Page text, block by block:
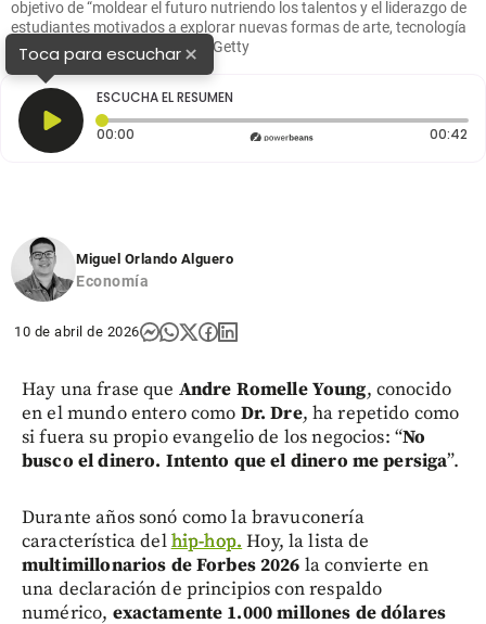
objetivo de “moldear el futuro nutriendo los talentos y el liderazgo de
estudiantes motivados a explorar nuevas formas de arte, tecnología
y modelos de negocio”. FOTO: Getty
Toca para escuchar×
ESCUCHA EL RESUMEN
00:00 Tiempo transcurrido: 0 segundos 00:42
Miguel Orlando Alguero
Economía
10 de abril de 2026
Hay una frase que Andre Romelle Young, conocido
en el mundo entero como Dr. Dre, ha repetido como
si fuera su propio evangelio de los negocios: “No
busco el dinero. Intento que el dinero me persiga”.
Durante años sonó como la bravuconería
característica delhip-hop. Hoy, la lista de
multimillonarios de Forbes 2026 la convierte en
una declaración de principios con respaldo
numérico, exactamente 1.000 millones de dólares